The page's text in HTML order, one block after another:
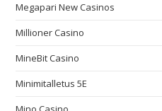
Megapari New Casinos
Millioner Casino
MineBit Casino
Minimitalletus 5E